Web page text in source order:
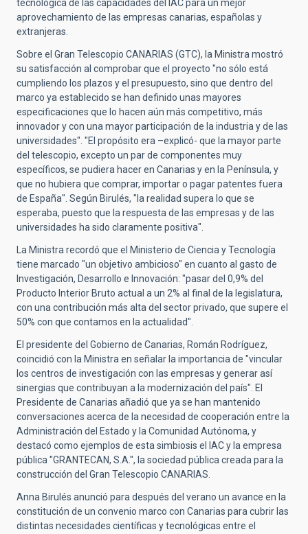
tecnológica de las capacidades del IAC para un mejor
aprovechamiento de las empresas canarias, españolas y
extranjeras.
Sobre el Gran Telescopio CANARIAS (GTC), la Ministra mostró
su satisfacción al comprobar que el proyecto "no sólo está
cumpliendo los plazos y el presupuesto, sino que dentro del
marco ya establecido se han definido unas mayores
especificaciones que lo hacen aún más competitivo, más
innovador y con una mayor participación de la industria y de las
universidades". "El propósito era –explicó- que la mayor parte
del telescopio, excepto un par de componentes muy
específicos, se pudiera hacer en Canarias y en la Península, y
que no hubiera que comprar, importar o pagar patentes fuera
de España". Según Birulés, "la realidad supera lo que se
esperaba, puesto que la respuesta de las empresas y de las
universidades ha sido claramente positiva".
La Ministra recordó que el Ministerio de Ciencia y Tecnología
tiene marcado "un objetivo ambicioso" en cuanto al gasto de
Investigación, Desarrollo e Innovación: "pasar del 0,9% del
Producto Interior Bruto actual a un 2% al final de la legislatura,
con una contribución más alta del sector privado, que supere el
50% con que contamos en la actualidad".
El presidente del Gobierno de Canarias, Román Rodríguez,
coincidió con la Ministra en señalar la importancia de "vincular
los centros de investigación con las empresas y generar así
sinergias que contribuyan a la modernización del país". El
Presidente de Canarias añadió que ya se han mantenido
conversaciones acerca de la necesidad de cooperación entre la
Administración del Estado y la Comunidad Autónoma, y
destacó como ejemplos de esta simbiosis el IAC y la empresa
pública "GRANTECAN, S.A.", la sociedad pública creada para la
construcción del Gran Telescopio CANARIAS.
Anna Birulés anunció para después del verano un avance en la
constitución de un convenio marco con Canarias para cubrir las
distintas necesidades científicas y tecnológicas entre el